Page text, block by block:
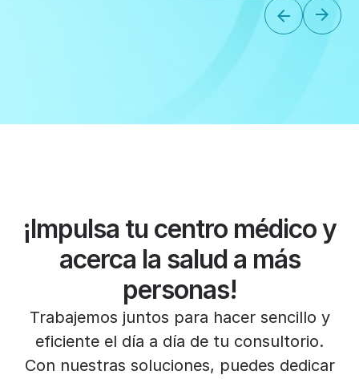
¡Impulsa tu centro médico y
acerca la salud a más
personas!
Trabajemos juntos para hacer sencillo y
eficiente el día a día de tu consultorio.
Con nuestras soluciones, puedes dedicar